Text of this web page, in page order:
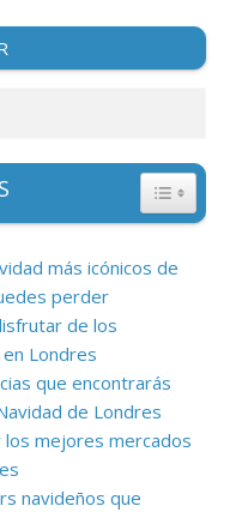
más icónicos de
perder
de los
Londres
que encontrarás
de Londres
mejores mercados
navideños que